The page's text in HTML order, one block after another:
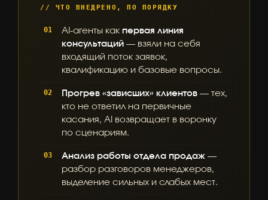
// ЧТО ВНЕДРЕНО, ПО ПОРЯДКУ
AI-агенты как первая линия
консультаций — взяли на себя
входящий поток заявок,
квалификацию и базовые вопросы.
Прогрев «зависших» клиентов — тех,
кто не ответил на первичные
касания, AI возвращает в воронку
по сценариям.
Анализ работы отдела продаж —
разбор разговоров менеджеров,
выделение сильных и слабых мест.